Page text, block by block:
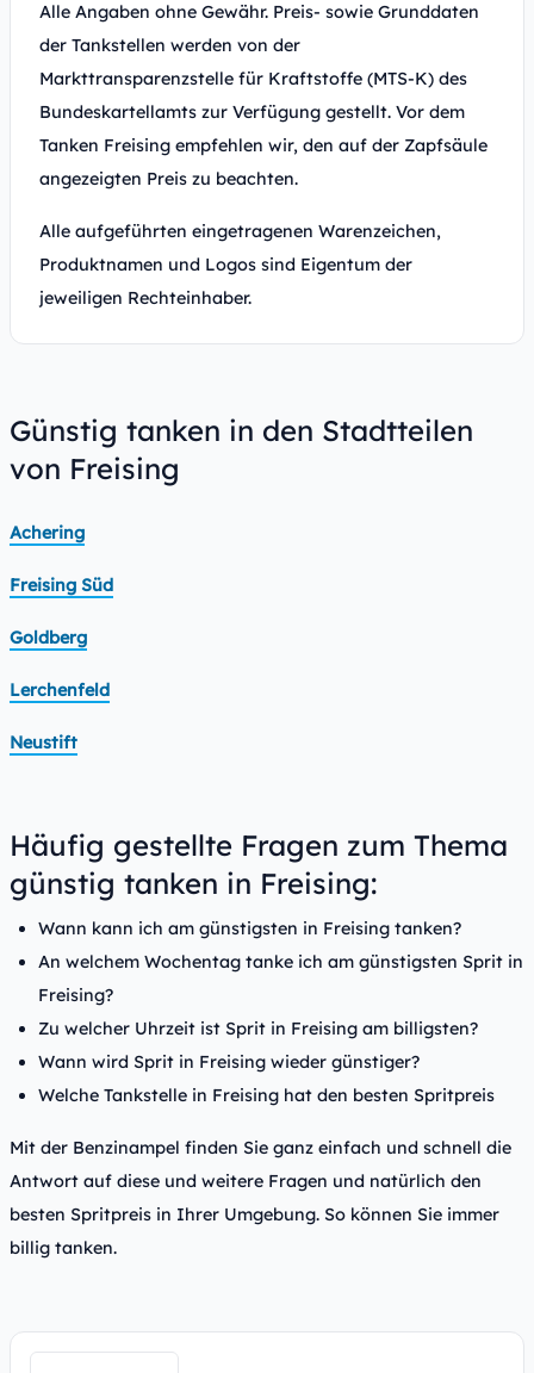
Alle Angaben ohne Gewähr. Preis- sowie Grunddaten
der Tankstellen werden von der
Markttransparenzstelle für Kraftstoffe (MTS-K) des
Bundeskartellamts zur Verfügung gestellt. Vor dem
Tanken Freising empfehlen wir, den auf der Zapfsäule
angezeigten Preis zu beachten.
Alle aufgeführten eingetragenen Warenzeichen,
Produktnamen und Logos sind Eigentum der
jeweiligen Rechteinhaber.
Günstig tanken in den Stadtteilen
von Freising
Achering
Freising Süd
Goldberg
Lerchenfeld
Neustift
Häufig gestellte Fragen zum Thema
günstig tanken in Freising:
Wann kann ich am günstigsten in Freising tanken?
An welchem Wochentag tanke ich am günstigsten Sprit in
Freising?
Zu welcher Uhrzeit ist Sprit in Freising am billigsten?
Wann wird Sprit in Freising wieder günstiger?
Welche Tankstelle in Freising hat den besten Spritpreis
Mit der Benzinampel finden Sie ganz einfach und schnell die
Antwort auf diese und weitere Fragen und natürlich den
besten Spritpreis in Ihrer Umgebung. So können Sie immer
billig tanken.